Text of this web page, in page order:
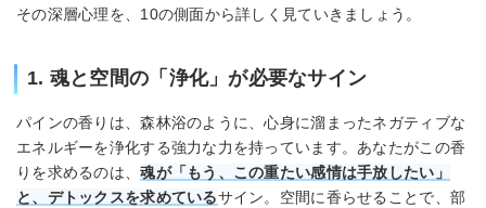
その深層心理を、10の側面から詳しく見ていきましょう。
1. 魂と空間の「浄化」が必要なサイン
パインの香りは、森林浴のように、心身に溜まったネガティブな
エネルギーを浄化する強力な力を持っています。あなたがこの香
りを求めるのは、魂が「もう、この重たい感情は手放したい」
と、デトックスを求めているサイン。空間に香らせることで、部